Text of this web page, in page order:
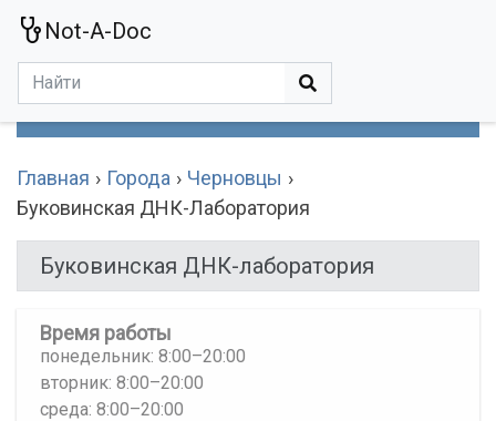
Not-A-Doc
Главная Города
Черновцы
Буковинская ДНК-Лаборатория
Буковинская ДНК-лаборатория
Время работы
понедельник: 8:00–20:00
вторник: 8:00–20:00
среда: 8:00–20:00